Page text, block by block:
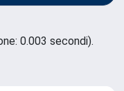
0.003 secondi).